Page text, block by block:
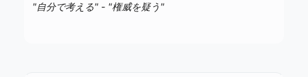
"自分で考える"- "権威を疑う"